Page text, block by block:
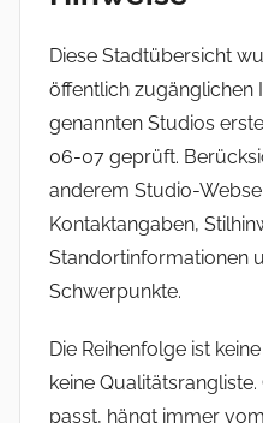
Diese Stadtübersicht
öffentlich zugänglichen
genannten Studios
06-07 geprüft.
anderem Studio-
Kontaktangaben,
Standortinformationen
Schwerpunkte.
Die Reihenfolge ist
keine
passt, hängt immer